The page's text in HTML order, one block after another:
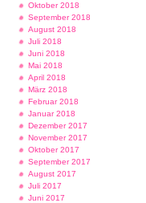
Oktober 2018
September 2018
August 2018
Juli 2018
Juni 2018
Mai 2018
April 2018
März 2018
Februar 2018
Januar 2018
Dezember 2017
November 2017
Oktober 2017
September 2017
August 2017
Juli 2017
Juni 2017